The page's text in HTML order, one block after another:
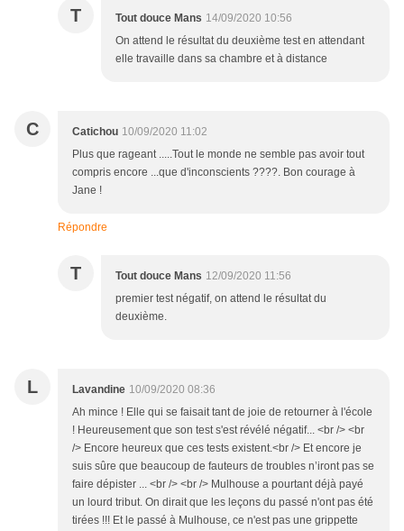
T Tout douce Mans 14/09/2020 10:56
On attend le résultat du deuxième test en attendant
elle travaille dans sa chambre et à distance
C Catichou 10/09/2020 11:02
Plus que rageant .....Tout le monde ne semble pas avoir tout
compris encore ...que d'inconscients ????. Bon courage à
Jane !
Répondre
T Tout douce Mans 12/09/2020 11:56
premier test négatif, on attend le résultat du
deuxième.
L Lavandine 10/09/2020 08:36
Ah mince ! Elle qui se faisait tant de joie de retourner à l'école
! Heureusement que son test s'est révélé négatif... <br /> <br
/> Encore heureux que ces tests existent.<br /> Et encore je
suis sûre que beaucoup de fauteurs de troubles n’iront pas se
faire dépister ... <br /> <br /> Mulhouse a pourtant déjà payé
un lourd tribut. On dirait que les leçons du passé n'ont pas été
tirées !!! Et le passé à Mulhouse, ce n'est pas une grippette